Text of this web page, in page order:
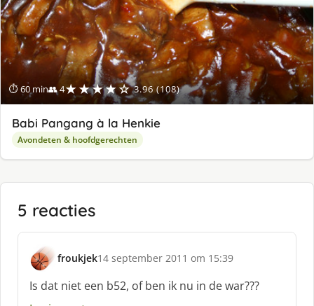
⏱ 60 min👥 4★★★★☆ 3.96 (108)
Babi Pangang à la Henkie
Avondeten & hoofdgerechten
5 reacties
froukjek
s
c
h
14 september 2011 om 15:39
Is dat niet een b52, of ben ik nu in de war???